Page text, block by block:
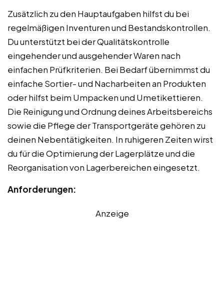
Zusätzlich zu den Hauptaufgaben hilfst du bei
regelmäßigen Inventuren und Bestandskontrollen.
Du unterstützt bei der Qualitätskontrolle
eingehender und ausgehender Waren nach
einfachen Prüfkriterien. Bei Bedarf übernimmst du
einfache Sortier- und Nacharbeiten an Produkten
oder hilfst beim Umpacken und Umetikettieren.
Die Reinigung und Ordnung deines Arbeitsbereichs
sowie die Pflege der Transportgeräte gehören zu
deinen Nebentätigkeiten. In ruhigeren Zeiten wirst
du für die Optimierung der Lagerplätze und die
Reorganisation von Lagerbereichen eingesetzt.
Anforderungen:
Anzeige